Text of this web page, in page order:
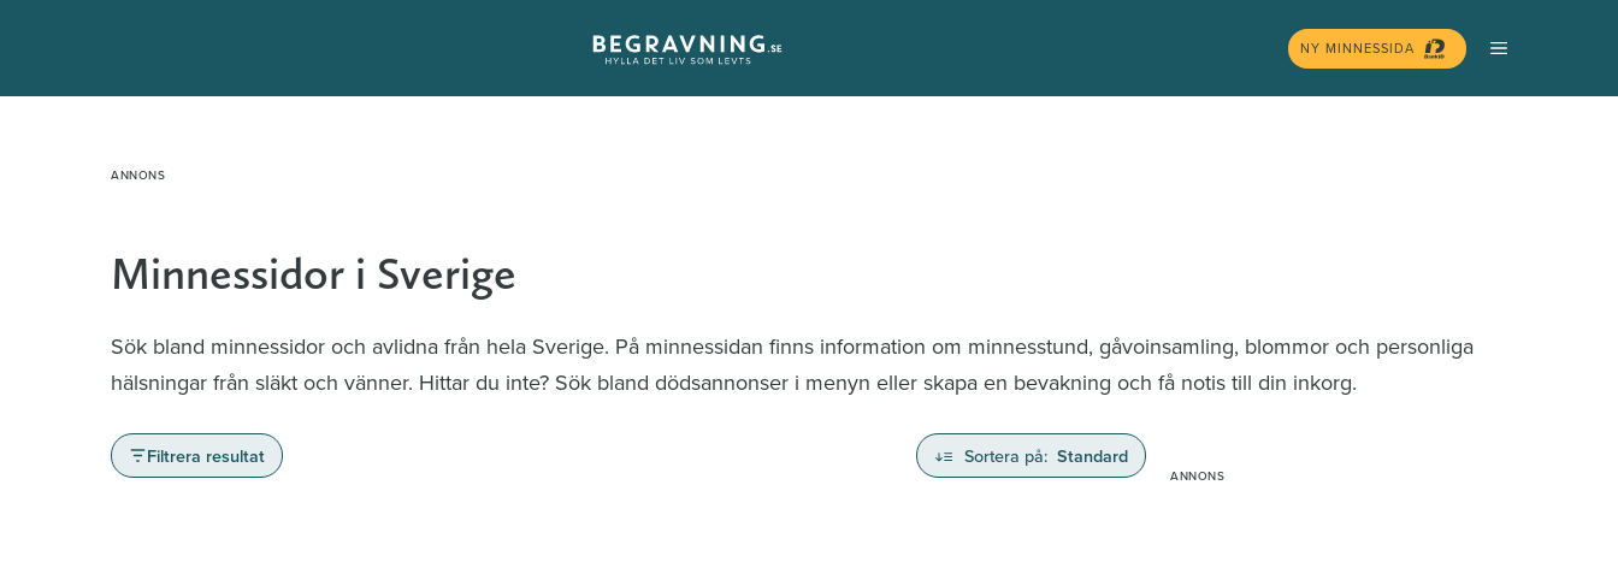
innehåll
NY MINNESSIDA MENY
Minnessidor i Sverige
Sök bland minnessidor och avlidna från hela Sverige. På minnessidan finns information om minnesstund, gåvoinsamling, blommor och personliga
hälsningar från släkt och vänner. Hittar du inte? Sök bland dödsannonser i menyn eller skapa en bevakning och få notis till din inkorg.
Filtrera resultat Sortera på: Standard